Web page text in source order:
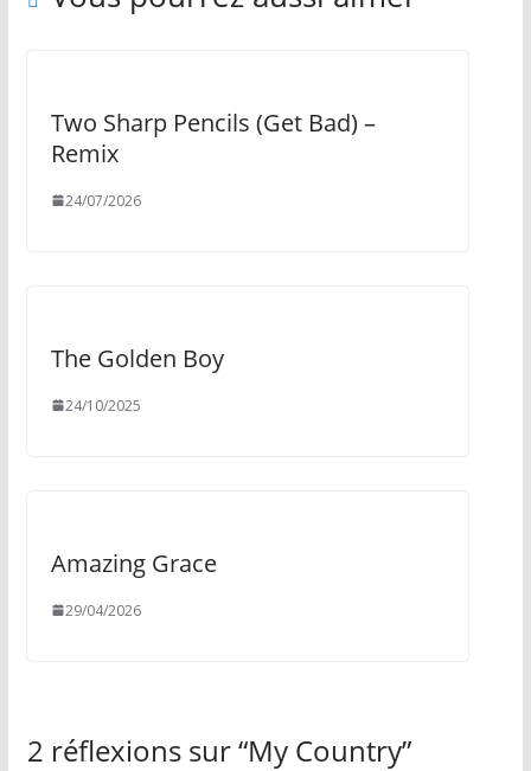
Two Sharp Pencils (Get Bad) –
Remix
24/07/2026
The Golden Boy
24/10/2025
Amazing Grace
29/04/2026
2 réflexions sur “My Country”